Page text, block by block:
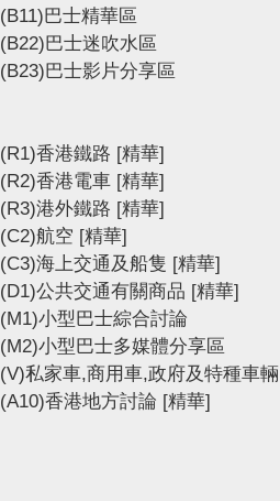
(B11)巴士精華區
(B22)巴士迷吹水區
(B23)巴士影片分享區
(R1)香港鐵路 [精華]
(R2)香港電車 [精華]
(R3)港外鐵路 [精華]
(C2)航空 [精華]
(C3)海上交通及船隻 [精華]
(D1)公共交通有關商品 [精華]
(M1)小型巴士綜合討論
(M2)小型巴士多媒體分享區
(V)私家車,商用車,政府及特種車輛
(A10)香港地方討論 [精華]